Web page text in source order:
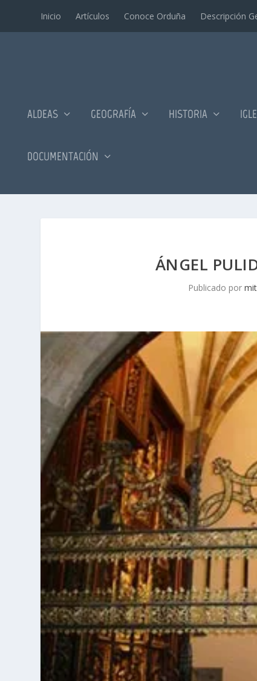
Inicio Artí­culos Conoce Orduña Descripción
ALDEAS GEOGRAFÍA HISTORIA
DOCUMENTACIÓN
ÁNGEL
Publicado por